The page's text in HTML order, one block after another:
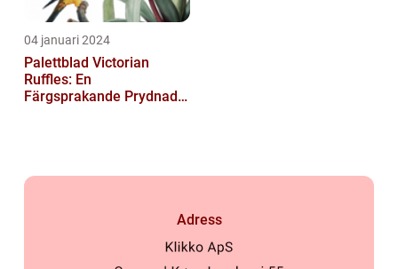
04 januari 2024
Palettblad Victorian
Ruffles: En
Färgsprakande Prydnad
Adress